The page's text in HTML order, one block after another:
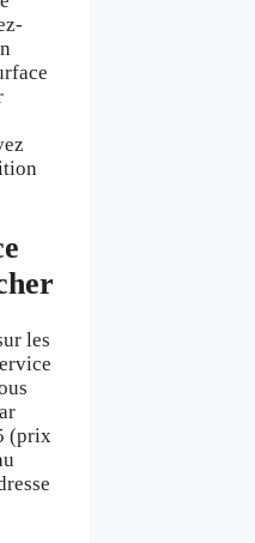
les
(prix